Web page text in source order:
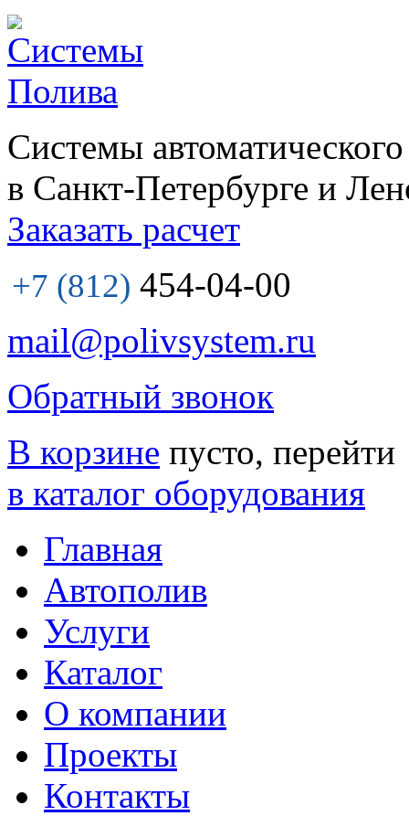
Системы
в Санкт-Петербурге и
Заказать расчет
+7 (812) 454-04-00
mail@polivsystem.ru
Обратный звонок
В корзине пусто, перейти
в каталог оборудования
Главная
Автополив
Услуги
Каталог
О компании
Проекты
Контакты